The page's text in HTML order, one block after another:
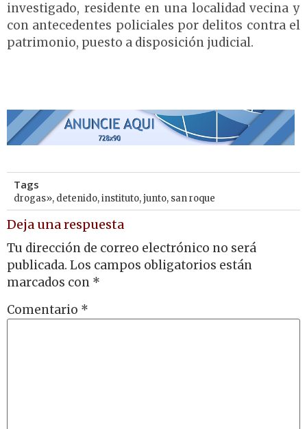
investigado, residente en una localidad vecina y
con antecedentes policiales por delitos contra el
patrimonio, puesto a disposición judicial.
Tags
drogas», detenido,instituto,junto, san roque
Deja una respuesta
Tu dirección de correo electrónico no será
publicada. Los campos obligatorios están
marcados con *
Comentario *